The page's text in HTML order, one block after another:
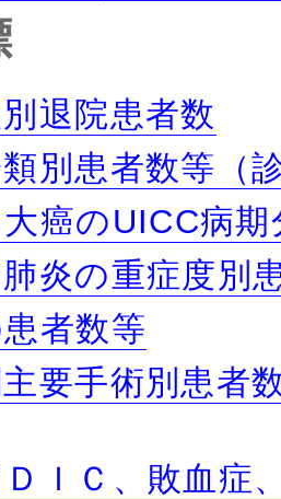
退院患者数
別患者数等（
癌のUICC病
炎の重症度別
者数等
要手術別患者
ＩＣ、敗血症